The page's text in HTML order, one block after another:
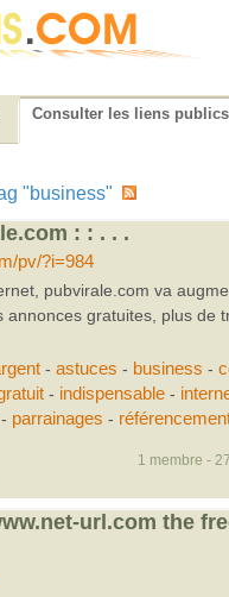
Consulter les liens publics
"business"
: : . . .
pv/?i=984
pubvirale.com va
annonces gratuites, plus de
- astuces - business -
- indispensable-
parrainages -
1 membre -
url.com the